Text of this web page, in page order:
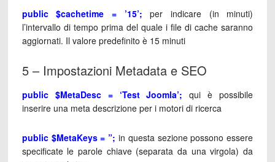
public $cachetime = ’15’;
per indicare (in minuti)
l’intervallo di tempo prima del quale i file di cache saranno
aggiornati. Il valore predefinito è 15 minuti
5 – Impostazioni Metadata e SEO
public $MetaDesc = ‘Test Joomla’;
qui è possibile
inserire una meta descrizione per i motori di ricerca
public $MetaKeys = ”; in questa sezione possono essere
specificate le parole chiave (separata da una virgola) da